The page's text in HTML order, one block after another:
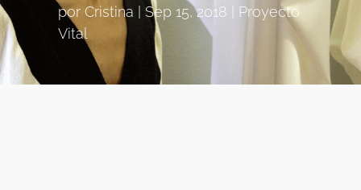
por Cristina Sep 15, 2018
Proyecto
Vital